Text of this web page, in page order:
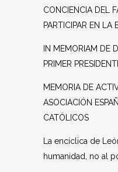
CONCIENCIA DEL
PARTICIPAR EN LA
IN MEMORIAM DE
PRIMER
MEMORIA DE
ASOCIACIÓN
CATÓLICOS
La encíclica de
humanidad, no al